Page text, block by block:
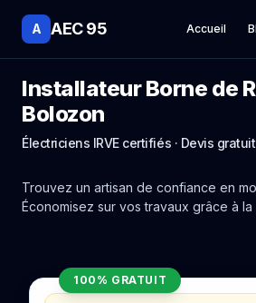
A AEC 95 Accueil
Installateur Borne de
Bolozon
Électriciens IRVE certifiés · Devis
Trouvez un artisan de confiance en
Économisez sur vos travaux grâce à la
100% GRATUIT